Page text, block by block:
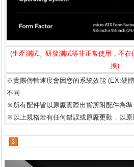
(生產測試、研發測試等非正常使用，不
換)
※實際傳輸速度會因您的系統效能 (EX:硬
不同
※所有配件皆以原廠實際出貨所附配件為準
※以上規格若有任何錯誤或原廠更動，以